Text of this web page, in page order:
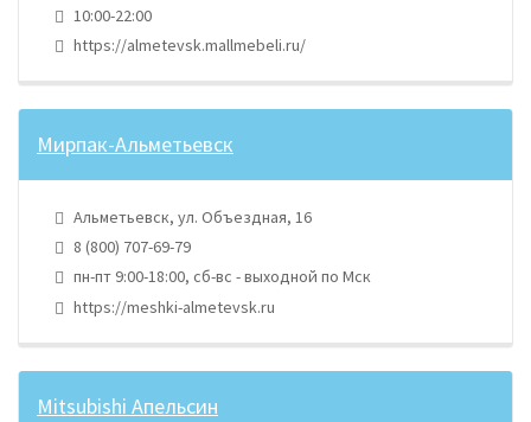
10:00-22:00
https://almetevsk.mallmebeli.ru/
Мирпак-Альметьевск
Альметьевск, ул. Объездная, 16
8 (800) 707-69-79
пн-пт 9:00-18:00, сб-вс - выходной по Мск
https://meshki-almetevsk.ru
Mitsubishi Апельсин